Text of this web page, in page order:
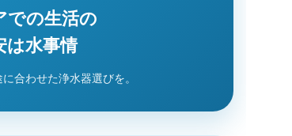
での生活の
は水事情
合わせた浄水器選びを。